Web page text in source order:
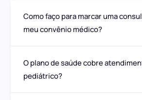
Como faço para marcar uma
meu convênio médico?
O plano de saúde cobre
pediátrico?